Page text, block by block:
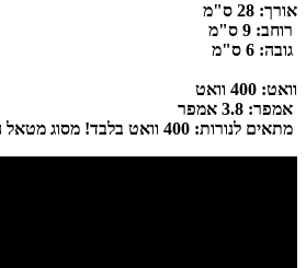
אורך: 28 ס"מ
רוחב: 9 ס"מ
גובה: 6 ס"מ
וואט: 400 וואט
אמפר: 3.8 אמפר
מתאים לנורות: 400 וואט בלבד! מסוג מטאל האליד